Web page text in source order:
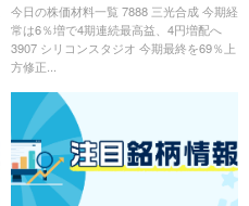
今日の株価材料一覧 7888 三光合成 今期経
常は6％増で4期連続最高益、4円増配へ
3907 シリコンスタジオ 今期最終を69％上
方修正...